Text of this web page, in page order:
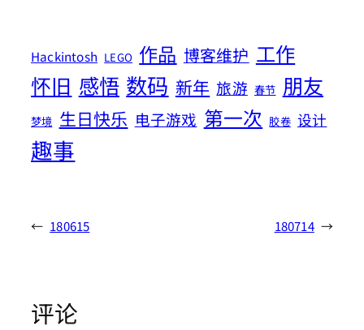
Hackintosh LEGO 作品 博客维护 工作
怀旧 感悟 数码 新年 旅游 春节 朋友
梦境 生日快乐 电子游戏 第一次 胶卷 设计
趣事
← 180615 180714 →
评论